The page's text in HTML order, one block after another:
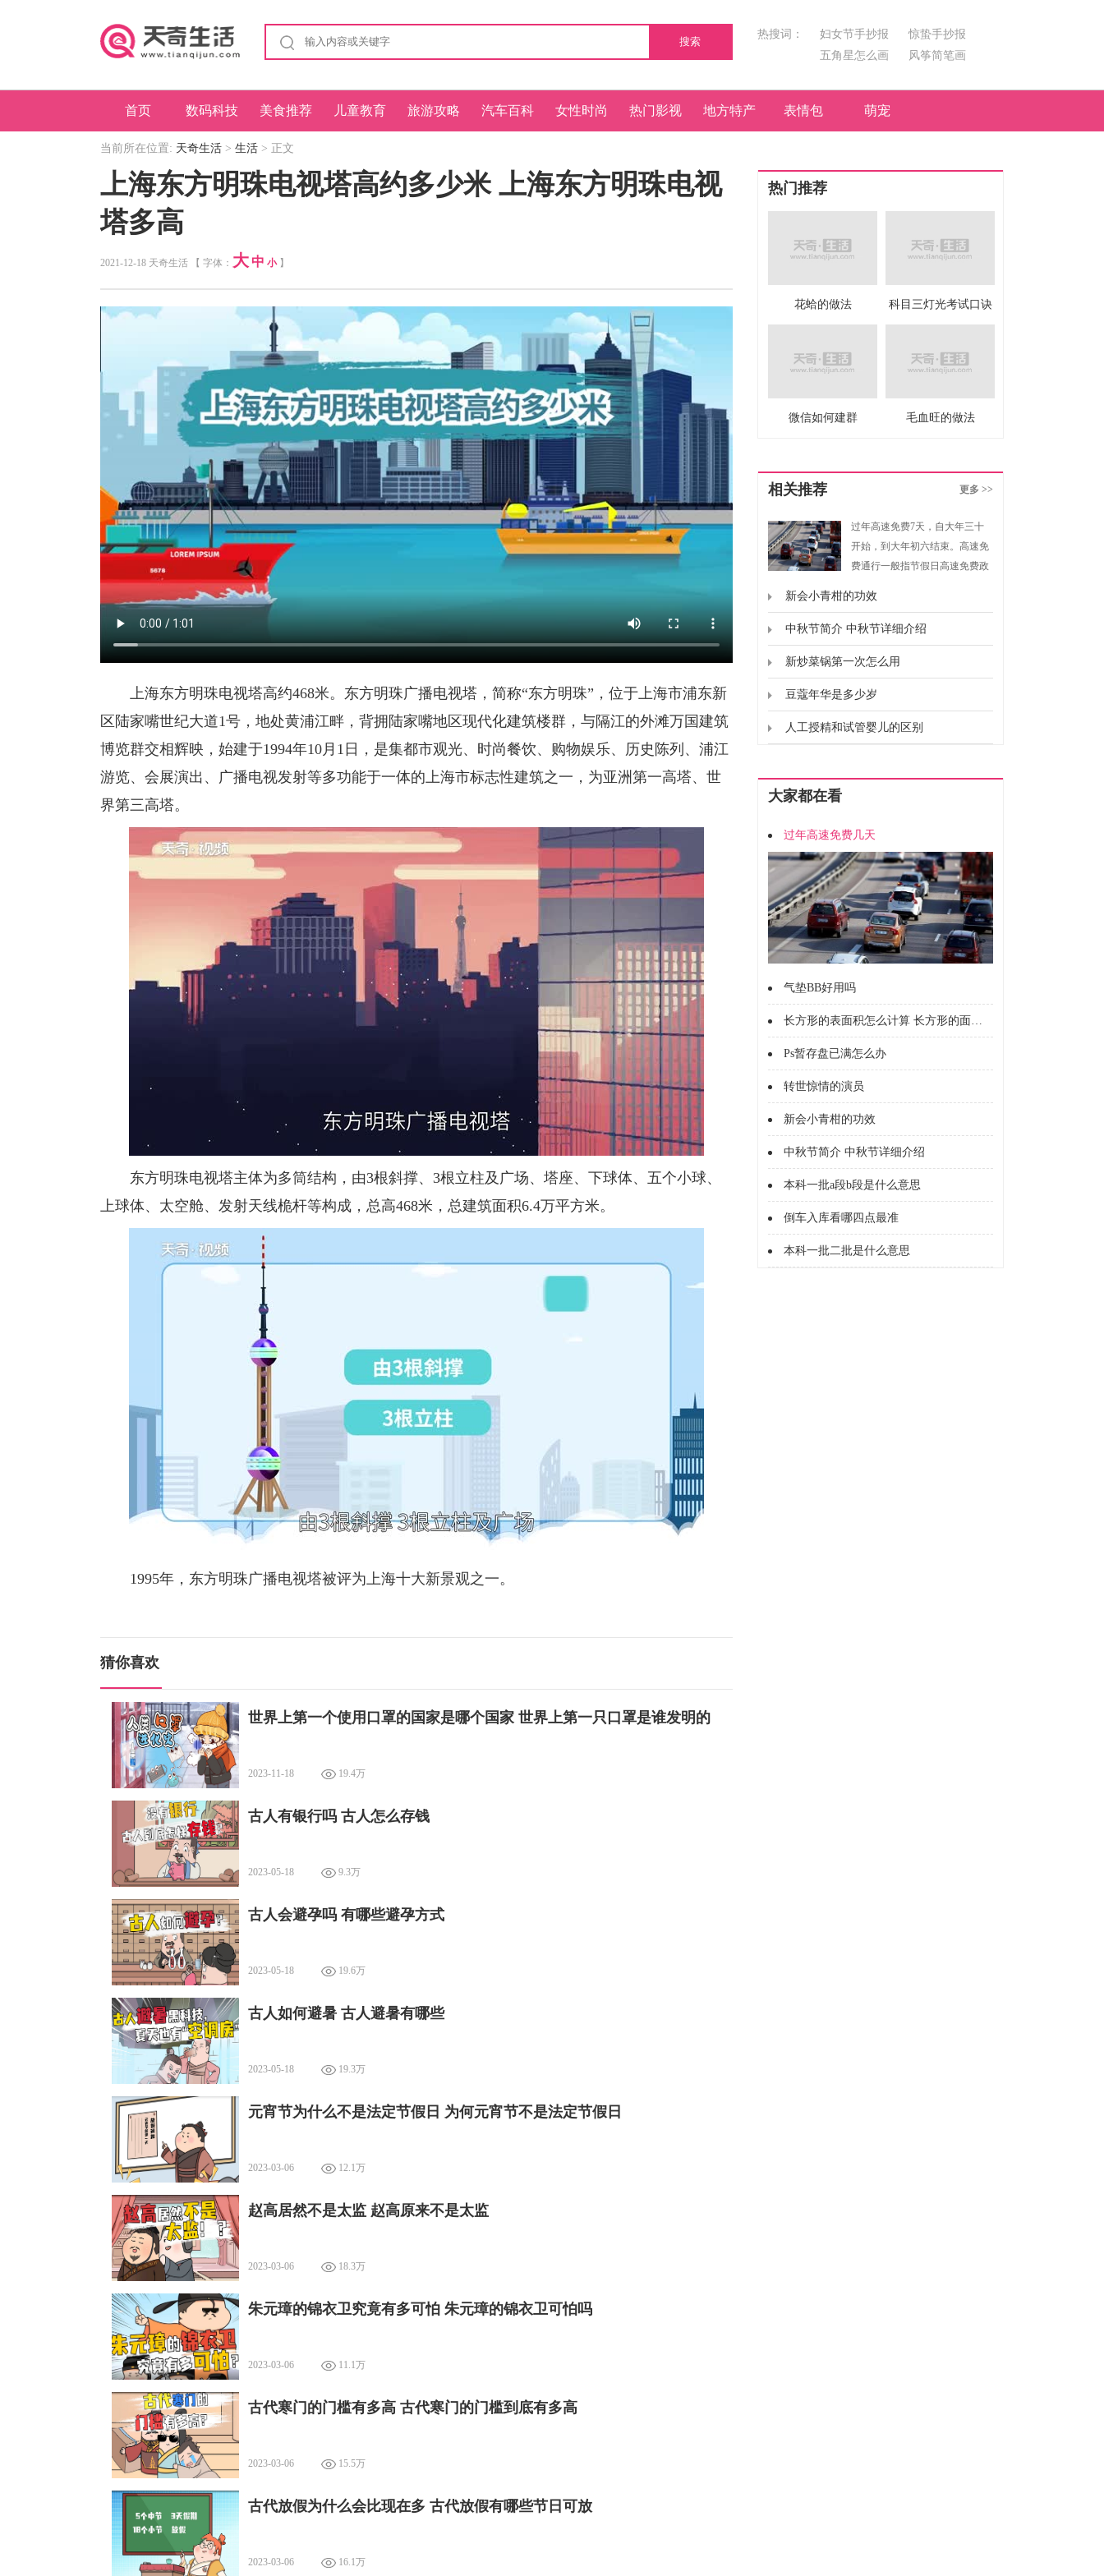
搜索
热搜词： 妇女节手抄报
惊蛰手抄报
五角星怎么画
风筝简笔画
首页 数码科技 美食推荐 儿童教育 旅游攻略 汽车百科 女性时尚 热门影视 地方特产 表情包 萌宠
当前所在位置: 天奇生活 > 生活 > 正文
上海东方明珠电视塔高约多少米 上海东方明珠电视
塔多高
2021-12-18 天奇生活 【 字体： 大 中 小】
上海东方明珠电视塔高约468米。东方明珠广播电视塔，简称“东方明珠”，位于上海市浦东新
区陆家嘴世纪大道1号，地处黄浦江畔，背拥陆家嘴地区现代化建筑楼群，与隔江的外滩万国建筑
博览群交相辉映，始建于1994年10月1日，是集都市观光、时尚餐饮、购物娱乐、历史陈列、浦江
游览、会展演出、广播电视发射等多功能于一体的上海市标志性建筑之一，为亚洲第一高塔、世
界第三高塔。
东方明珠电视塔主体为多筒结构，由3根斜撑、3根立柱及广场、塔座、下球体、五个小球、
上球体、太空舱、发射天线桅杆等构成，总高468米，总建筑面积6.4万平方米。
1995年，东方明珠广播电视塔被评为上海十大新景观之一。
猜你喜欢
世界上第一个使用口罩的国家是哪个国家 世界上第一只口罩是谁发明的
2023-11-18 19.4万
古人有银行吗 古人怎么存钱
2023-05-18 9.3万
古人会避孕吗 有哪些避孕方式
2023-05-18 19.6万
古人如何避暑 古人避暑有哪些
2023-05-18 19.3万
元宵节为什么不是法定节假日 为何元宵节不是法定节假日
2023-03-06 12.1万
赵高居然不是太监 赵高原来不是太监
2023-03-06 18.3万
朱元璋的锦衣卫究竟有多可怕 朱元璋的锦衣卫可怕吗
2023-03-06 11.1万
古代寒门的门槛有多高 古代寒门的门槛到底有多高
2023-03-06 15.5万
古代放假为什么会比现在多 古代放假有哪些节日可放
2023-03-06 16.1万
热门推荐
花蛤的做法 科目三灯光考试口诀
微信如何建群 毛血旺的做法
相关推荐 更多 >>
过年高速免费7天，自大年三十
开始，到大年初六结束。高速免
费通行一般指节假日高速免费政
假日免收小型客车通行费实施方
案》规定，高速免费通行的时间
为春节、清明节、劳动节、国庆
上述法定节假日连休日。
新会小青柑的功效
中秋节简介 中秋节详细介绍
新炒菜锅第一次怎么用
豆蔻年华是多少岁
人工授精和试管婴儿的区别
大家都在看
过年高速免费几天
气垫BB好用吗
长方形的表面积怎么计算 长方形的面积怎么计算的
Ps暂存盘已满怎么办
转世惊情的演员
新会小青柑的功效
中秋节简介 中秋节详细介绍
本科一批a段b段是什么意思
倒车入库看哪四点最准
本科一批二批是什么意思